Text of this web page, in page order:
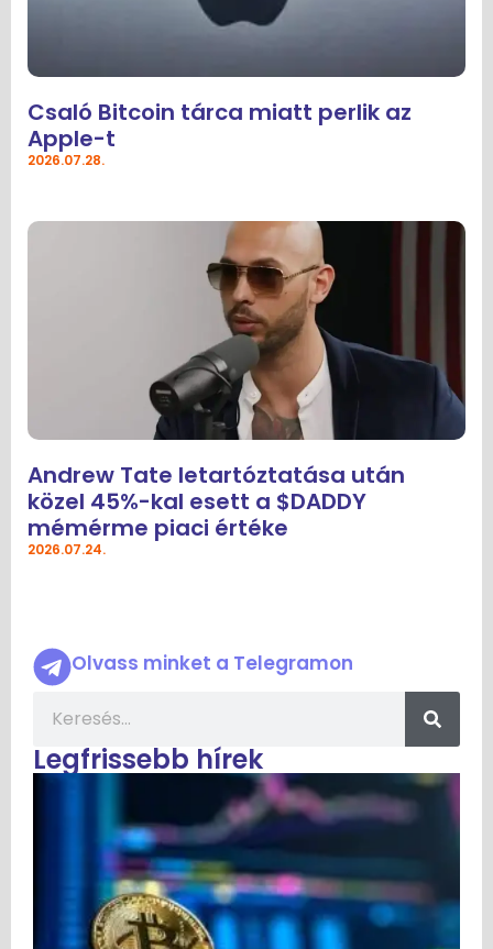
Csaló Bitcoin tárca miatt perlik az
Apple-t
2026.07.28.
Andrew Tate letartóztatása után
közel 45%-kal esett a $DADDY
mémérme piaci értéke
2026.07.24.
Olvass minket a Telegramon
Legfrissebb hírek